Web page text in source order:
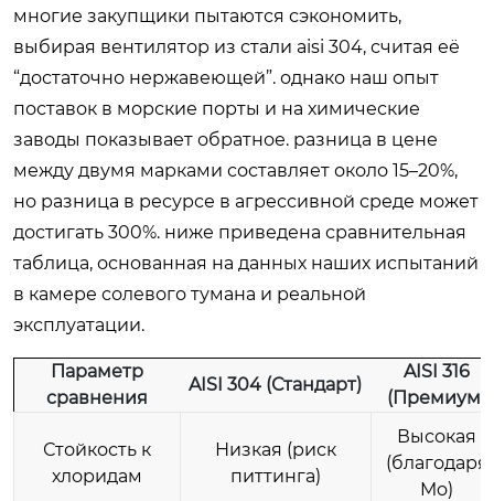
многие закупщики пытаются сэкономить,
выбирая вентилятор из стали aisi 304, считая её
“достаточно нержавеющей”. однако наш опыт
поставок в морские порты и на химические
заводы показывает обратное. разница в цене
между двумя марками составляет около 15–20%,
но разница в ресурсе в агрессивной среде может
достигать 300%. ниже приведена сравнительная
таблица, основанная на данных наших испытаний
в камере солевого тумана и реальной
эксплуатации.
Параметр
сравнения
AISI 304 (Стандарт)
AISI 316
(Премиум)
Стойкость к
хлоридам
Низкая (риск
питтинга)
Высокая
(благодаря
Mo)